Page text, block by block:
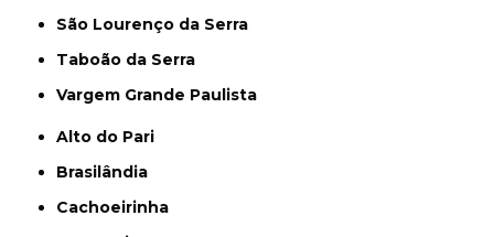
São Lourenço da Serra
Taboão da Serra
Vargem Grande Paulista
Alto do Pari
Brasilândia
Cachoeirinha